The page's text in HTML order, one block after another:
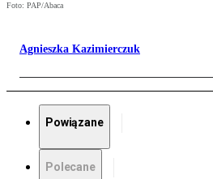
Foto: PAP/Abaca
Agnieszka Kazimierczuk
Powiązane
Polecane